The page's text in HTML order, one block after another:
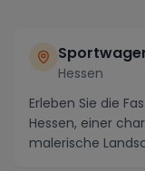
Hessen
Erleben Sie die
Hessen, einer
malerische